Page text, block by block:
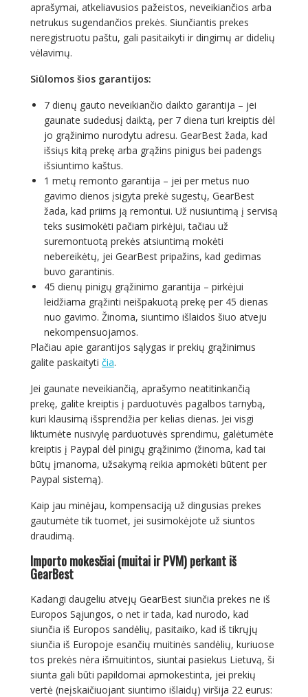
aprašymai, atkeliavusios pažeistos, neveikiančios arba
netrukus sugendančios prekės. Siunčiantis prekes
neregistruotu paštu, gali pasitaikyti ir dingimų ar didelių
vėlavimų.
Siūlomos šios garantijos:
7 dienų gauto neveikiančio daikto garantija – jei
gaunate sudedusį daiktą, per 7 diena turi kreiptis dėl
jo grąžinimo nurodytu adresu. GearBest žada, kad
išsiųs kitą prekę arba grąžins pinigus bei padengs
išsiuntimo kaštus.
1 metų remonto garantija – jei per metus nuo
gavimo dienos įsigyta prekė sugestų, GearBest
žada, kad priims ją remontui. Už nusiuntimą į servisą
teks susimokėti pačiam pirkėjui, tačiau už
suremontuotą prekės atsiuntimą mokėti
nebereikėtų, jei GearBest pripažins, kad gedimas
buvo garantinis.
45 dienų pinigų grąžinimo garantija – pirkėjui
leidžiama grąžinti neišpakuotą prekę per 45 dienas
nuo gavimo. Žinoma, siuntimo išlaidos šiuo atveju
nekompensuojamos.
Plačiau apie garantijos sąlygas ir prekių grąžinimus
galite paskaityti čia.
Jei gaunate neveikiančią, aprašymo neatitinkančią
prekę, galite kreiptis į parduotuvės pagalbos tarnybą,
kuri klausimą išsprendžia per kelias dienas. Jei visgi
liktumėte nusivylę parduotuvės sprendimu, galėtumėte
kreiptis į Paypal dėl pinigų grąžinimo (žinoma, kad tai
būtų įmanoma, užsakymą reikia apmokėti būtent per
Paypal sistemą).
Kaip jau minėjau, kompensaciją už dingusias prekes
gautumėte tik tuomet, jei susimokėjote už siuntos
draudimą.
Importo mokesčiai (muitai ir PVM) perkant iš
GearBest
Kadangi daugeliu atvejų GearBest siunčia prekes ne iš
Europos Sąjungos, o net ir tada, kad nurodo, kad
siunčia iš Europos sandėlių, pasitaiko, kad iš tikrųjų
siunčia iš Europoje esančių muitinės sandėlių, kuriuose
tos prekės nėra išmuitintos, siuntai pasiekus Lietuvą, ši
siunta gali būti papildomai apmokestinta, jei prekių
vertė (neįskaičiuojant siuntimo išlaidų) viršija 22 eurus: